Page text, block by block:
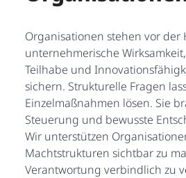
Organisationen stehen vor der
unternehmerische
Teilhabe und
sichern. Strukturelle Fragen
Einzelmaßnahmen lösen. Sie
Steuerung und bewusste
Wir unterstützen
Machtstrukturen sichtbar zu
Verantwortung verbindlich zu